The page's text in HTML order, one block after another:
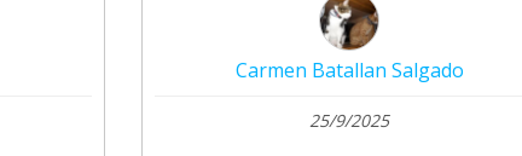
Carmen Batallan Salgado
25/9/2025